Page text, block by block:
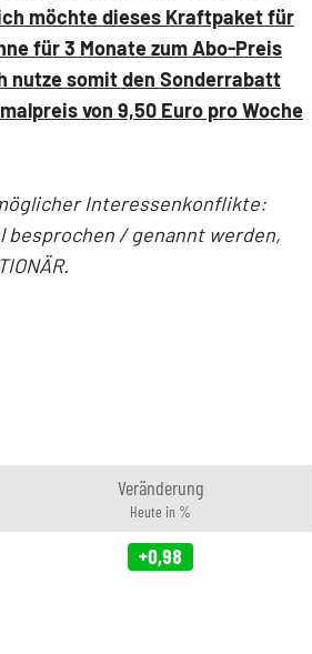
möchte dieses Kraftpaket für
für 3 Monate zum Abo-Preis
nutze somit den Sonderrabatt
von 9,50 Euro pro Woche
Interessenkonflikte:
/ genannt werden,
Veränderung
Heute in %
+0,98